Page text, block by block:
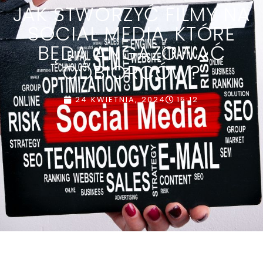
JAK STWORZYĆ FILMY NA
SOCIAL MEDIA, KTÓRE
BĘDĄ ANGAŻOWAĆ
ODBIORCÓW?
24 KWIETNIA, 2024 15:12